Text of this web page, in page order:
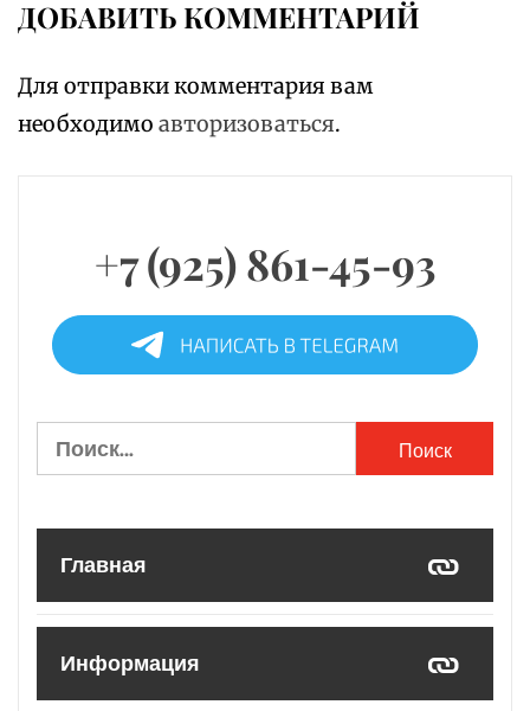
ДОБАВИТЬ КОММЕНТАРИЙ
Для отправки комментария вам
необходимо авторизоваться.
+7 (925) 861-45-93
Найти:
Главная
Информация